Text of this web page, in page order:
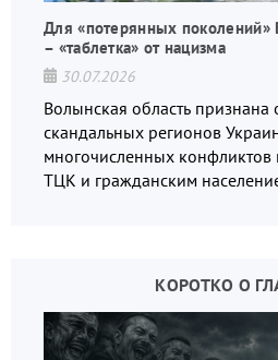
Для «потерянных
– «таблетка» от нацизма
30.07.2026
Волынская область
скандальных регионов
многочисленных
ТЦК и гражданским
КОРОТКО О